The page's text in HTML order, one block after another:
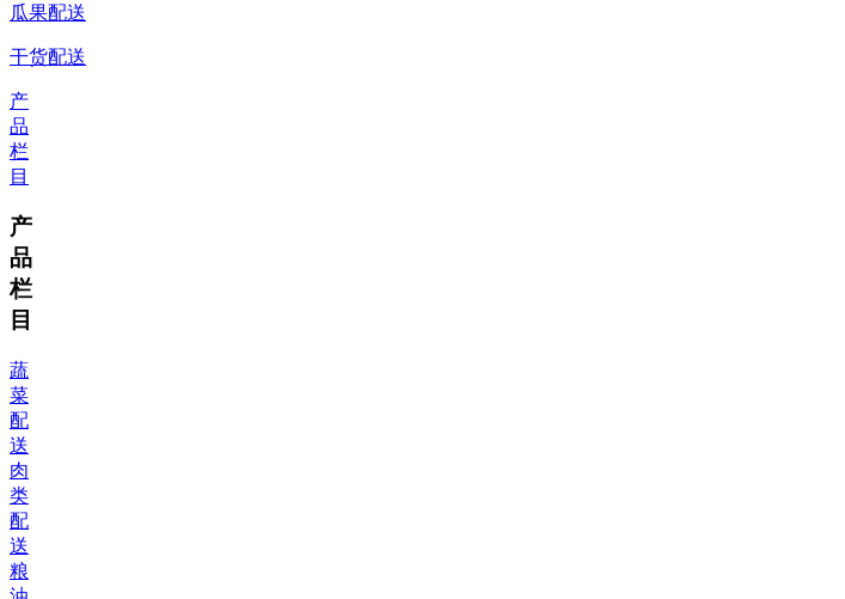
瓜果配送
干货配送
产
品
栏
目
产
品
栏
目
蔬
菜
配
送
肉
类
配
送
粮